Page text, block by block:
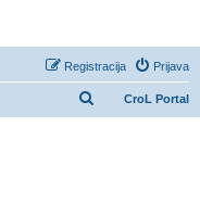
Prijava
Registracija
CroL Portal